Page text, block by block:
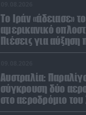
Το Ιράν «άδειασε» το
αμερικανικό
Πιέσεις για
Patriot και THAAD
Αυστραλία:
σύγκρουση δύο
στο αεροδρόμιο του
Ένας τραυματίας